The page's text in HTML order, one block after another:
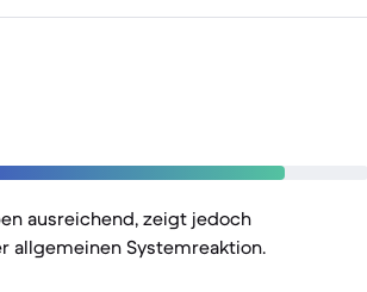
ausreichend, zeigt jedoch
allgemeinen Systemreaktion.